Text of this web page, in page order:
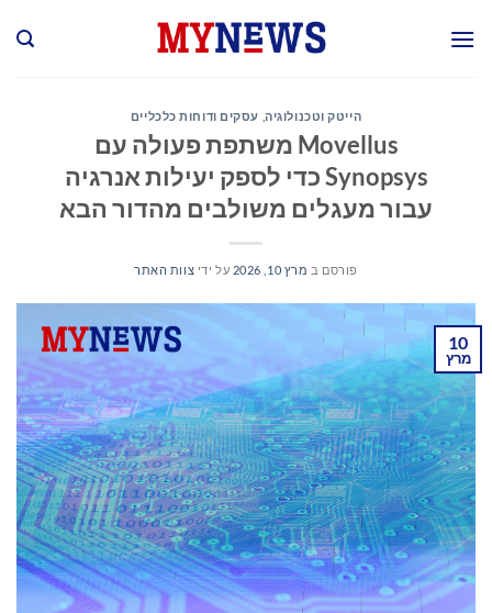
הייטק וטכנולוגיה, עסקים ודוחות כלכליים
Movellus משתפת פעולה עם
Synopsys כדי לספק יעילות אנרגיה
עבור מעגלים משולבים מהדור הבא
פורסם ב מרץ 10, 2026 על ידי צוות האתר
10
מרץ